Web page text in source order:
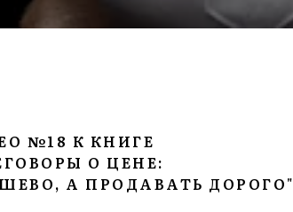
№18 К КНИГЕ
О ЦЕНЕ:
А ПРОДАВАТЬ ДОРОГО"